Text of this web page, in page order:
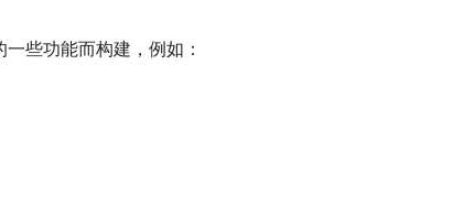
些功能而构建，例如：